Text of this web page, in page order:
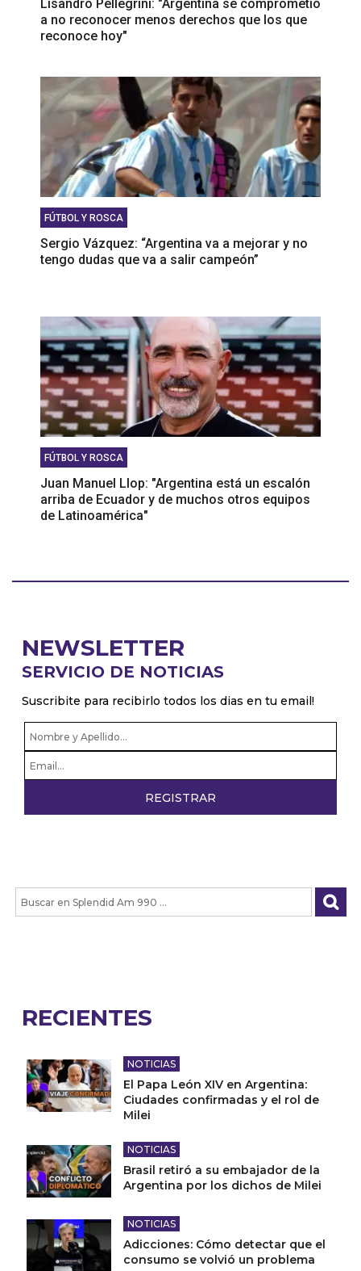
Lisandro Pellegrini: "Argentina se comprometió
a no reconocer menos derechos que los que
reconoce hoy"
FÚTBOL Y ROSCA
Sergio Vázquez: “Argentina va a mejorar y no
tengo dudas que va a salir campeón”
FÚTBOL Y ROSCA
Juan Manuel Llop: "Argentina está un escalón
arriba de Ecuador y de muchos otros equipos
de Latinoamérica"
NEWSLETTER
SERVICIO DE NOTICIAS
Suscribite para recibirlo todos los dias en tu email!
RECIENTES
NOTICIAS
El Papa León XIV en Argentina:
Ciudades confirmadas y el rol de
Milei
NOTICIAS
Brasil retiró a su embajador de la
Argentina por los dichos de Milei
NOTICIAS
Adicciones: Cómo detectar que el
consumo se volvió un problema